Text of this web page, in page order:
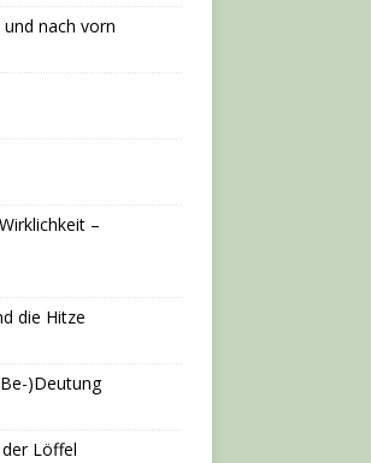
nach vorn
–
die Hitze
)Deutung
Löffel